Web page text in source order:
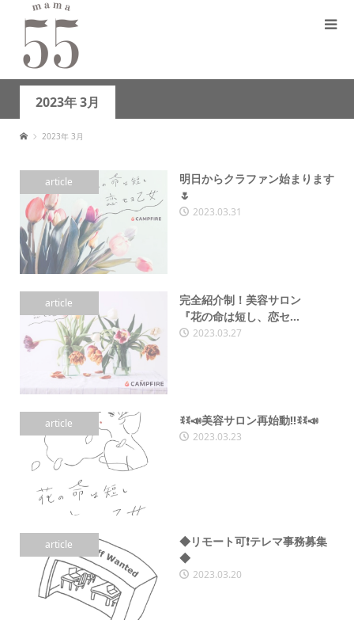
2023年 3月
2023年 3月
article
明日からクラファン始まります
🌷︎
2023.03.31
article
完全紹介制！美容サロン
『花の命は短し、恋セ...
2023.03.27
article ꉂꉂ📣美容サロン再始動‼️ꉂꉂ📣
2023.03.23
article
◆リモート可❗️テレマ事務募集
◆
2023.03.20